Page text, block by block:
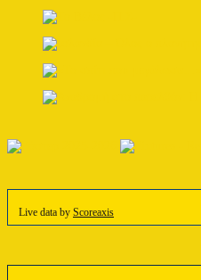
Live data by Scoreaxis